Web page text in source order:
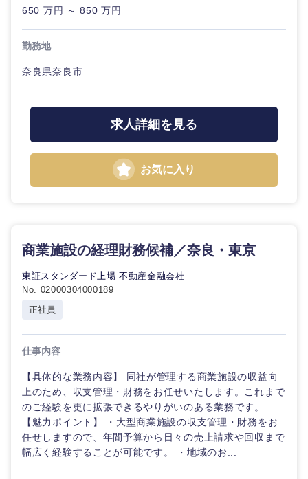
岡山県 広島県
山口県
香川県 愛媛県
高知県
650 万円 ～ 850 万円
勤務地
奈良県奈良市
求人詳細を見る
お気に入り
商業施設の経理財務候補／奈良・東京
東証スタンダード上場 不動産金融会社
No. 02000304000189
正社員
仕事内容
【具体的な業務内容】 同社が管理する商業施設の収益向
上のため、収支管理・財務をお任せいたします。これまで
のご経験を更に拡張できるやりがいのある業務です。
【魅力ポイント】 ・大型商業施設の収支管理・財務をお
任せしますので、年間予算から日々の売上請求や回収まで
幅広く経験することが可能です。 ・地域のお...